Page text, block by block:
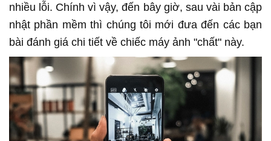
nhiều lỗi. Chính vì vậy, đến bây giờ, sau vài bản cập
nhật phần mềm thì chúng tôi mới đưa đến các bạn
bài đánh giá chi tiết về chiếc máy ảnh "chất" này.